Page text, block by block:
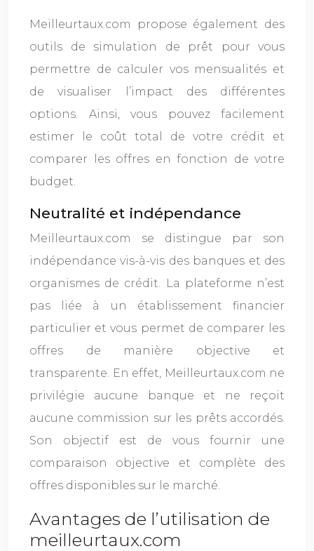
Meilleurtaux.com propose également des
outils de simulation de prêt pour vous
permettre de calculer vos mensualités et
de visualiser l’impact des différentes
options. Ainsi, vous pouvez facilement
estimer le coût total de votre crédit et
comparer les offres en fonction de votre
budget.
Neutralité et indépendance
Meilleurtaux.com se distingue par son
indépendance vis-à-vis des banques et des
organismes de crédit. La plateforme n’est
pas liée à un établissement financier
particulier et vous permet de comparer les
offres de manière objective et
transparente. En effet, Meilleurtaux.com ne
privilégie aucune banque et ne reçoit
aucune commission sur les prêts accordés.
Son objectif est de vous fournir une
comparaison objective et complète des
offres disponibles sur le marché.
Avantages de l’utilisation de
meilleurtaux.com